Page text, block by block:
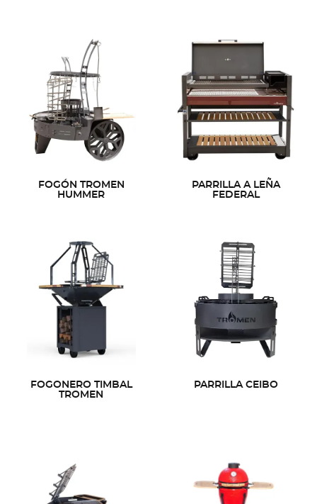
FOGÓN TROMEN
HUMMER
PARRILLA A LEÑA
FEDERAL
FOGONERO TIMBAL
TROMEN
PARRILLA CEIBO